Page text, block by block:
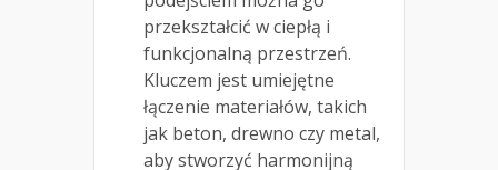
przekształcić w ciepłą i
funkcjonalną przestrzeń.
Kluczem jest umiejętne
łączenie materiałów, takich
jak beton, drewno czy metal,
aby stworzyć harmonijną